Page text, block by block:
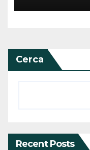
Cerca
Recent Posts